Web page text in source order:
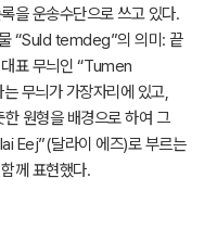
을 운송수단으로 쓰고 있다.
“Suld temdeg”의 의미: 끝
표 무늬인 “Tumen
무늬가 가장자리에 있고,
원형을 배경으로 하여 그
Eej”(달라이 에즈)로 부르는
께 표현했다.